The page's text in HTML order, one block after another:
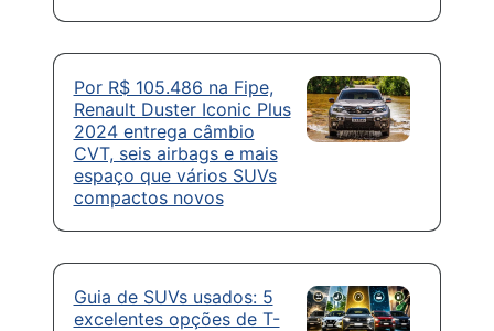
Por R$ 105.486 na Fipe,
Renault Duster Iconic Plus
2024 entrega câmbio
CVT, seis airbags e mais
espaço que vários SUVs
compactos novos
Guia de SUVs usados: 5
excelentes opções de T-